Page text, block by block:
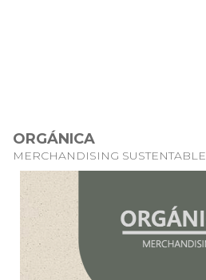
ORGÁNICA
MERCHANDISING SUSTENTABLE